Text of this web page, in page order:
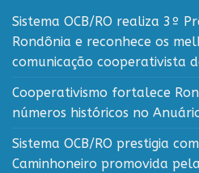
Sistema OCB/RO realiza 3º
Rondônia e reconhece os
comunicação cooperativista
Cooperativismo fortalece
números históricos no
Sistema OCB/RO prestigia
Caminhoneiro promovida